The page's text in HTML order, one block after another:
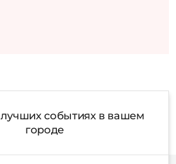
лучших событиях в вашем
городе